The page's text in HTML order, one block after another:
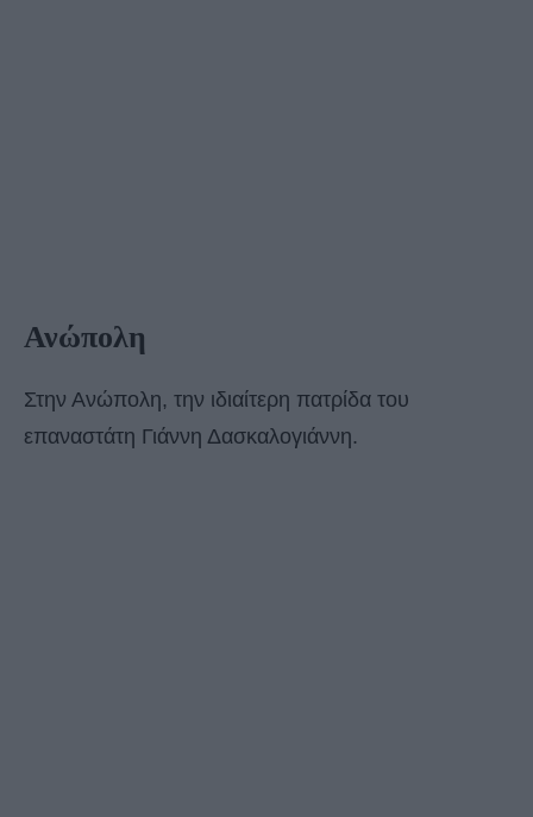
Ανώπολη
Στην Ανώπολη, την ιδιαίτερη πατρίδα του
επαναστάτη Γιάννη Δασκαλογιάννη.